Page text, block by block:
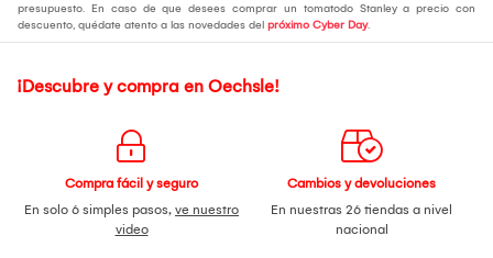
presupuesto. En caso de que desees comprar un tomatodo Stanley a precio con
descuento, quédate atento a las novedades del próximo Cyber Day.
¡Descubre y compra en Oechsle!
Compra fácil y seguro
En solo 6 simples pasos, ve nuestro
video
Cambios y devoluciones
En nuestras 26 tiendas a nivel
nacional